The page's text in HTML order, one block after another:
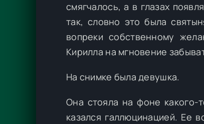
смягчалось, а в глазах
так, словно это была
вопреки собственному
Кирилла на мгновение
На снимке была девушка.
Она стояла на фоне какого-
казался галлюцинацией. Ее